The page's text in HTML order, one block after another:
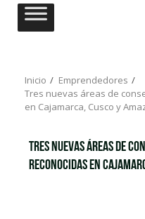
Saltar
Inicio
Emprendedores
Tres nuevas áreas de
en Cajamarca, Cusco y
Tres nuevas áreas de
reconocidas en